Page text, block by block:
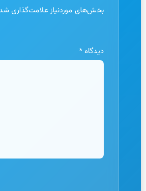
بخش‌های موردنیاز علامت‌گذاری
دیدگاه *